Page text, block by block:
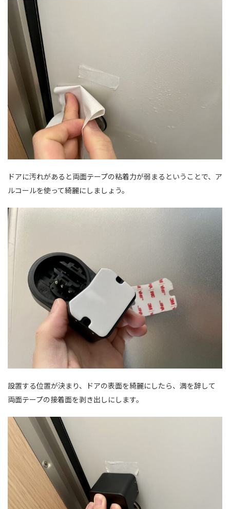
ドアに汚れがあると両面テープの粘着力が弱まるということで、ア
ルコールを使って綺麗にしましょう。
設置する位置が決まり、ドアの表面を綺麗にしたら、満を辞して
両面テープの接着面を剥き出しにします。